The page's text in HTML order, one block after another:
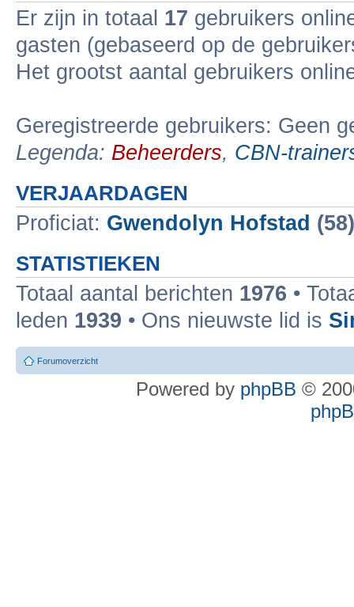
Er zijn in totaal 17 gebruikers
gasten (gebaseerd op de
Het grootst aantal gebruikers
Geregistreerde gebruikers: Geen
Legenda: Beheerders, CBN-
VERJAARDAGEN
Proficiat: Gwendolyn Hofstad (58)
STATISTIEKEN
Totaal aantal berichten 1976 •
leden 1939 • Ons nieuwste lid is
Forumoverzicht
Powered by phpBB ©